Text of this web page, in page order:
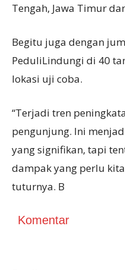
Tengah, Jawa Timur
Begitu juga dengan
PeduliLindungi di 40
lokasi uji coba.
“Terjadi tren
pengunjung. Ini
yang signifikan, tapi
dampak yang perlu
tuturnya. B
Komentar